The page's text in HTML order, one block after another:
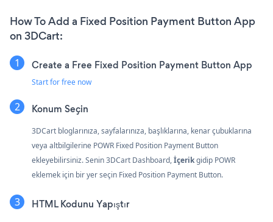
How To Add a Fixed Position Payment Button App
on 3DCart:
Create a Free Fixed Position Payment Button App
Start for free now
Konum Seçin
3DCart bloglarınıza, sayfalarınıza, başlıklarına, kenar çubuklarına
veya altbilgilerine POWR Fixed Position Payment Button
ekleyebilirsiniz. Senin 3DCart Dashboard,İçerikgidip POWR
eklemek için bir yer seçin Fixed Position Payment Button.
HTML Kodunu Yapıştır